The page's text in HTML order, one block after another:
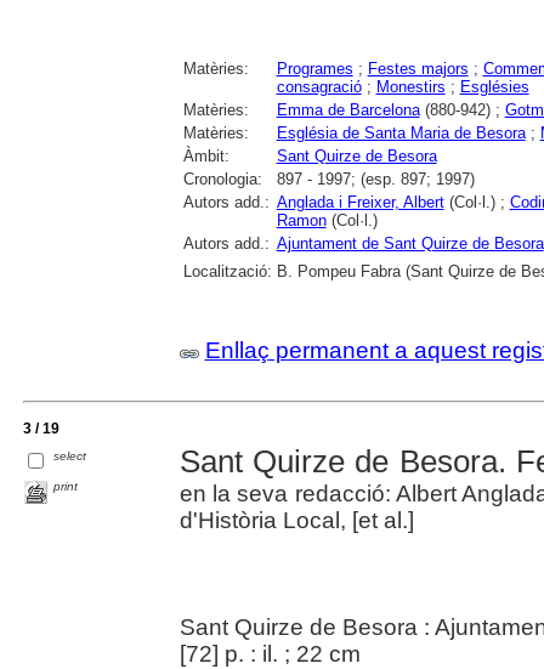
Matèries: Programes ; Festes majors ;
consagració; Monestirs ; Esglésies
Matèries:
Emma de Barcelona(880-942) ;
Matèries:
Església de Santa Maria de Besora;
Àmbit:
Sant Quirze de Besora
Cronologia:
897 - 1997; (esp. 897; 1997)
Autors add.: Anglada i Freixer, Albert(Col·l.) ;
Ramon(Col·l.)
Autors add.: Ajuntament de Sant Quirze de Besora
Localització: B. Pompeu Fabra (Sant Quirze de
Enllaç permanent a aquest
3 / 19
select
print
Sant Quirze de Besora.
en la seva redacció: Albert
d'Història Local, [et al.]
Sant Quirze de Besora :
[72] p. : il. ; 22 cm